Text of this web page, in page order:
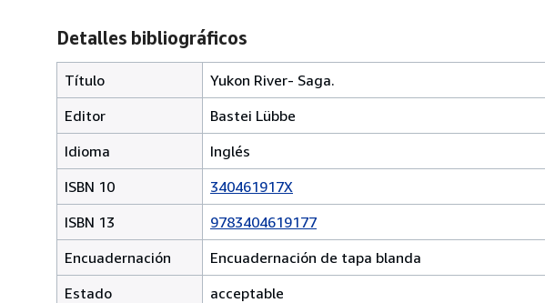
Detalles bibliográficos
Título
Yukon River- Saga.
Editor
Bastei Lübbe
Idioma
Inglés
ISBN 10
340461917X
ISBN 13
9783404619177
Encuadernación
Encuadernación de tapa blanda
Estado
acceptable